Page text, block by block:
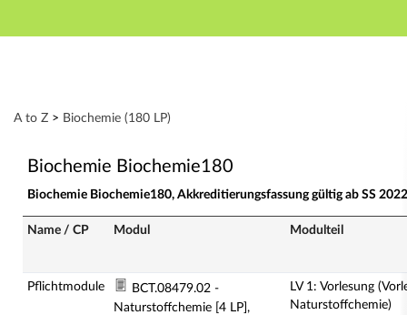
Hauptnavigation
Hauptinhalt
Modulverzeichnis - Studienangebot von A bis Z
A to Z > Biochemie (180 LP)
Biochemie Biochemie180
Biochemie Biochemie180, Akkreditierungsfassung gültig ab SS 2022
Name / CP Modul Modulteil
Pflichtmodule
BCT.08479.02 -
Naturstoffchemie [4 LP],
LV 1: Vorlesung
Naturstoffchemie)